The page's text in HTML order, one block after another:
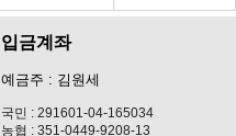
입금계좌
예금주 : 김원세
국민 : 291601-04-165034
농협 : 351-0449-9208-13